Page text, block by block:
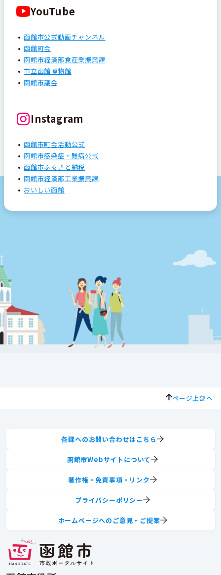
YouTube
函館市公式動画チャンネル
函館町会
函館市経済部食産業振興課
市立函館博物館
函館市議会
Instagram
函館市町会活動公式
函館市感染症・難病公式
函館市ふるさと納税
函館市経済部工業振興課
おいしい函館
ページ上部へ
各課へのお問い合わせはこちら
函館市Webサイトについて
著作権・免責事項・リンク
プライバシーポリシー
ホームページへのご意見・ご提案